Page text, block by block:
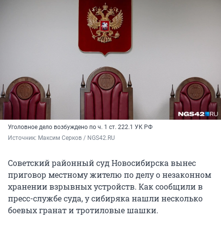
Уголовное дело возбуждено по ч. 1 ст. 222.1 УК РФ
Источник: Максим Серков / NGS42.RU
Советский районный суд Новосибирска вынес
приговор местному жителю по делу о незаконном
хранении взрывных устройств. Как сообщили в
пресс-службе суда, у сибиряка нашли несколько
боевых гранат и тротиловые шашки.